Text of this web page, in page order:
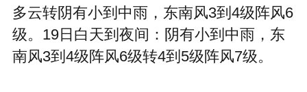
多云转阴有小到中雨，东南风3到4级阵风6
级。19日白天到夜间：阴有小到中雨，东
南风3到4级阵风6级转4到5级阵风7级。